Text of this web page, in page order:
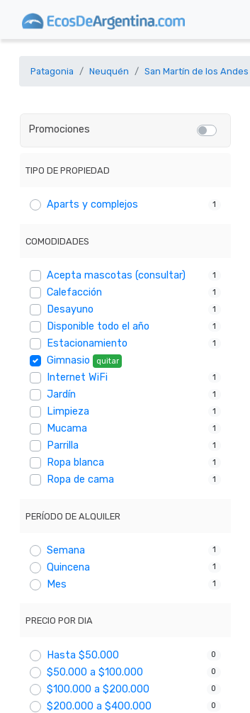
Patagonia Neuquén San Martín de los Andes
Promociones
TIPO DE PROPIEDAD
Aparts y complejos 1
COMODIDADES
Acepta mascotas (consultar) 1
Calefacción 1
Desayuno 1
Disponible todo el año 1
Estacionamiento 1
Gimnasio quitar
Internet WiFi 1
Jardín 1
Limpieza 1
Mucama 1
Parrilla 1
Ropa blanca 1
Ropa de cama 1
PERÍODO DE ALQUILER
Semana 1
Quincena 1
Mes 1
PRECIO POR DIA
Hasta $50.000 0
$50.000 a $100.000 0
$100.000 a $200.000 0
$200.000 a $400.000 0